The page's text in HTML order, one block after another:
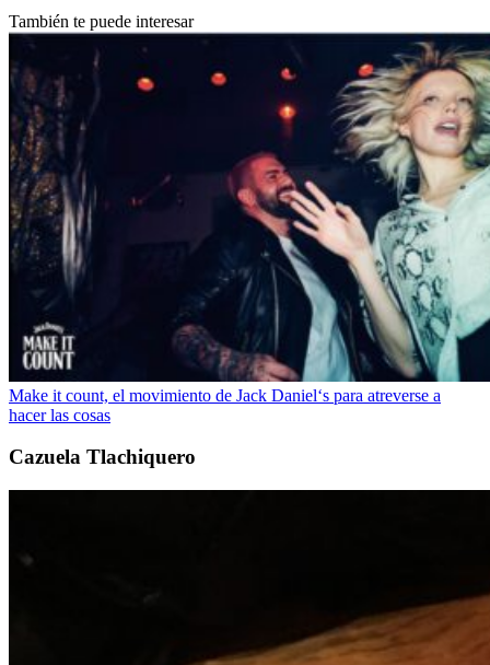
También te puede interesar
Make it count, el movimiento de Jack Daniel‘s para atreverse a
hacer las cosas
Cazuela Tlachiquero